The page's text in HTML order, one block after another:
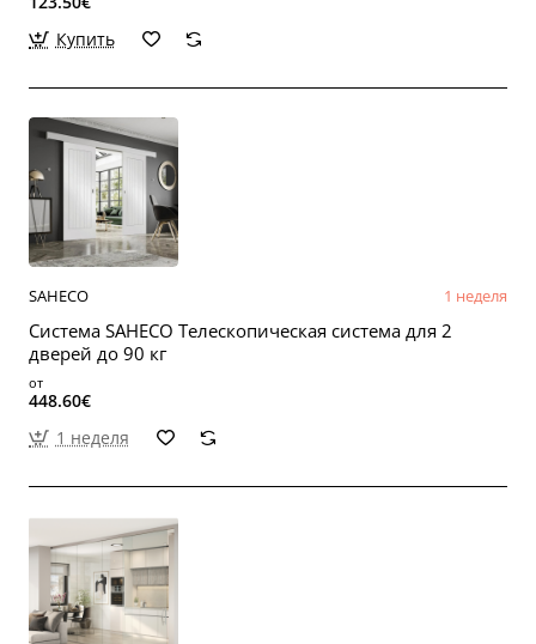
Купить
SAHECO 1 неделя
Система SAHECO Телескопическая система для 2
дверей до 90 кг
от
448.60€
1 неделя